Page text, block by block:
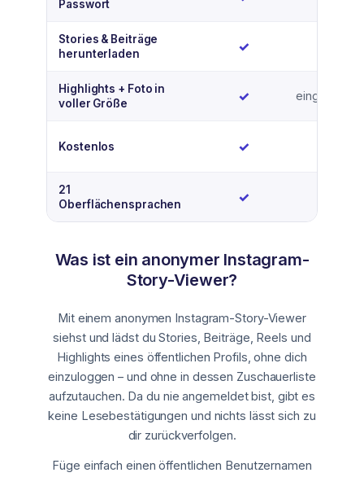
Passwort
Stories & Beiträge
herunterladen
✓
Highlights + Foto in
voller Größe
✓
Kostenlos ✓
21
Oberflächensprachen
✓
Was ist ein anonymer Instagram-
Story-Viewer?
Mit einem anonymen Instagram-Story-Viewer
siehst und lädst du Stories, Beiträge, Reels und
Highlights eines öffentlichen Profils, ohne dich
einzuloggen – und ohne in dessen Zuschauerliste
aufzutauchen. Da du nie angemeldet bist, gibt es
keine Lesebestätigungen und nichts lässt sich zu
dir zurückverfolgen.
Füge einfach einen öffentlichen Benutzernamen